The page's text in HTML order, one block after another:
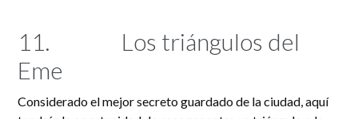
11. Los triángulos del
Eme
Considerado el mejor secreto guardado de la ciudad, aquí